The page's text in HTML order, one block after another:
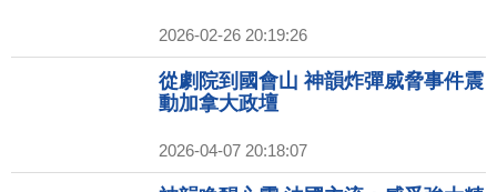
2026-02-26 20:19:26
從劇院到國會山 神韻炸彈威脅事件震
動加拿大政壇
2026-04-07 20:18:07